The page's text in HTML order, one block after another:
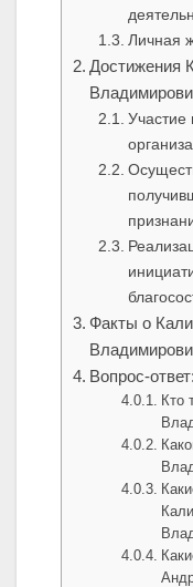
Личная
Достижения
Участие
Факты о
Вопрос-ответ:
Кто